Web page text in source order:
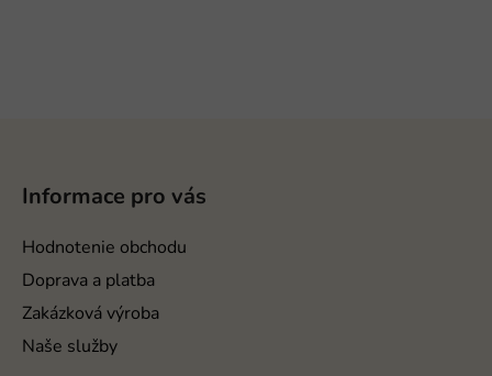
Informace pro vás
Hodnotenie obchodu
Doprava a platba
Zakázková výroba
Naše služby